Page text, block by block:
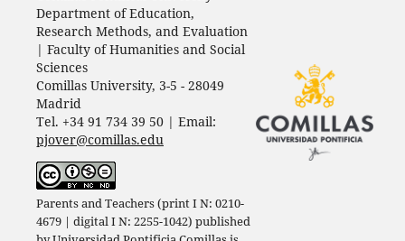
Department of Education,
Research Methods, and Evaluation
| Faculty of Humanities and Social
Sciences
Comillas University, 3-5 - 28049
Madrid
Tel. +34 91 734 39 50 | Email:
pjover@comillas.edu
Parents and Teachers (print I N: 0210-
4679 | digital I N: 2255-1042) published